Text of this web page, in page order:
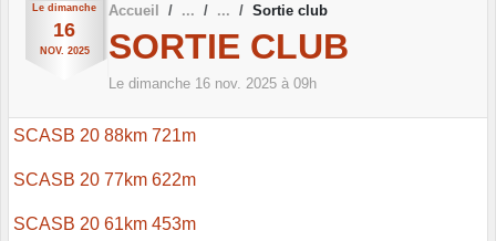
Le dimanche
16
NOV. 2025
Accueil Sortie club
SORTIE CLUB
Le dimanche 16 nov. 2025 à 09h
SCASB 20 88km 721m
SCASB 20 77km 622m
SCASB 20 61km 453m